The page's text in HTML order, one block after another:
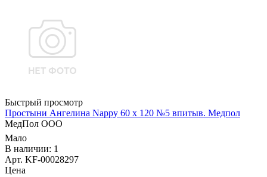
Быстрый просмотр
Простыни Ангелина Nappy 60 х 120 №5 впитыв. Медпол
МедПол ООО
Мало
В наличии: 1
Арт. KF-00028297
Цена